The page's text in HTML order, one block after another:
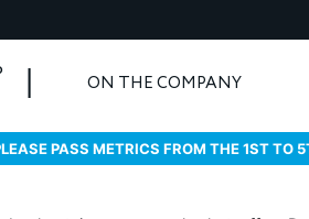
ON THE COMPANY
PASS METRICS FROM THE 1ST